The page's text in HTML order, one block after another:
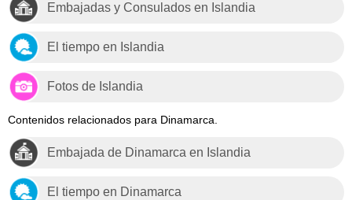
Embajadas y Consulados en Islandia
El tiempo en Islandia
Fotos de Islandia
Contenidos relacionados para Dinamarca.
Embajada de Dinamarca en Islandia
El tiempo en Dinamarca